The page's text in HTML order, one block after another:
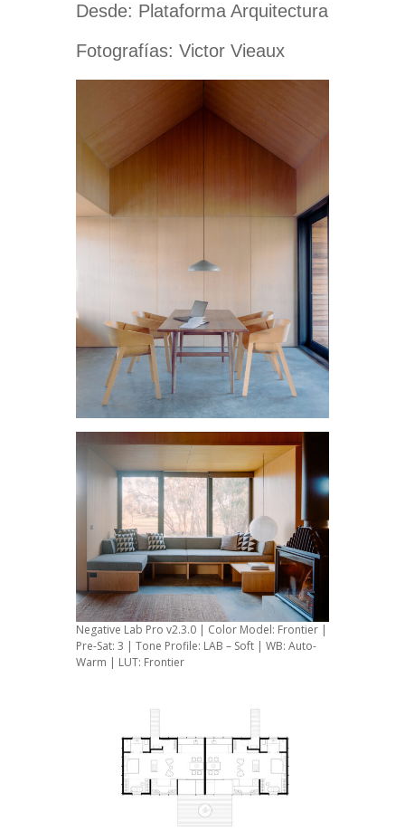
Desde: Plataforma Arquitectura
Fotografías: Victor Vieaux
Negative Lab Pro v2.3.0 | Color Model: Frontier |
Pre-Sat: 3 | Tone Profile: LAB – Soft | WB: Auto-
Warm | LUT: Frontier